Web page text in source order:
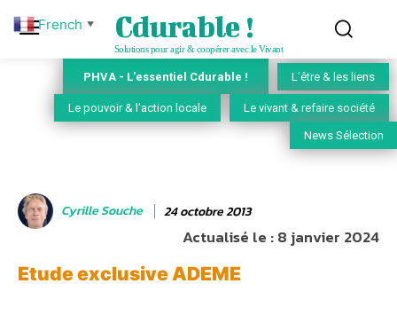
Cdurable !
Solutions pour agir & coopérer avec le Vivant
PHVA - L'essentiel Cdurable ! L'être & les liens
Le pouvoir & l'action locale Le vivant & refaire société
News Sélection
Cyrille Souche 24 octobre 2013
Actualisé le :8 janvier 2024
Etude exclusive ADEME
French ▼